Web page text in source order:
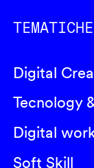
TEMATICHE
Digital
Tecnology
Digital
Soft Skill